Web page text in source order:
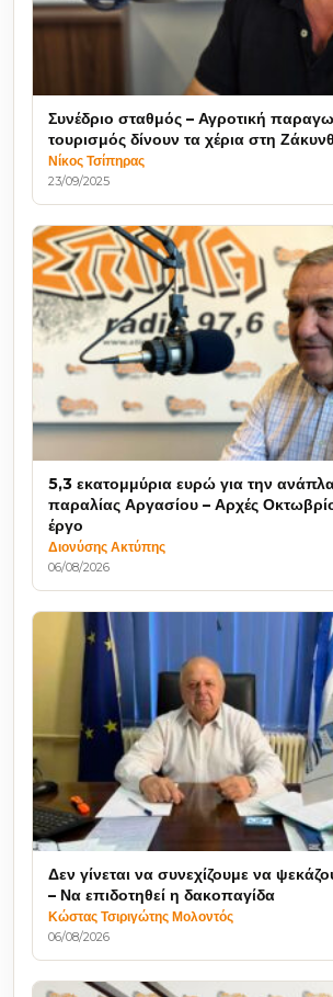
Συνέδριο σταθμός – Αγροτική
τουρισμός δίνουν τα χέρια στη
Νίκος Τσίπηρας
23/09/2025
5,3 εκατομμύρια ευρώ για την
παραλίας Αργασίου – Αρχές
έργο
Διονύσης Ακτύπης
06/08/2026
Δεν γίνεται να συνεχίζουμε να
– Να επιδοτηθεί η δακοπαγίδα
Κώστας Τσιριγώτης Μολοντός
06/08/2026